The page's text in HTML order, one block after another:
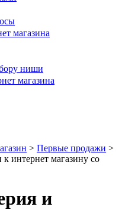
магазина
ниши
магазина
> Первые продажи >
интернет магазину со
и